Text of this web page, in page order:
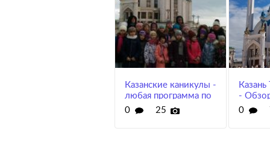
Казанские каникулы -
любая программа по
Вашему желанию!
0 25
Казань
-
по
0